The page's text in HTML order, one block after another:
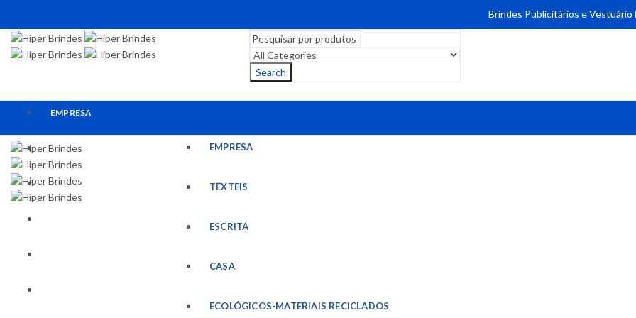
Brindes Publicitários e Vestuário
Search
EMPRESA
TÊXTEIS
ESCRITA
EMPRESA
TÊXTEIS
ESCRITA
CASA
ECOLÓGICOS-MATERIAIS RECICLADOS